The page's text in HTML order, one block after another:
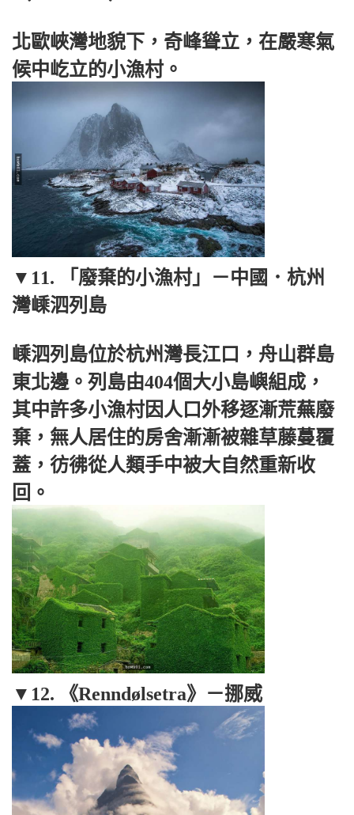
北歐峽灣地貌下，奇峰聳立，在嚴寒氣
候中屹立的小漁村。
▼11. 「廢棄的小漁村」－中國．杭州
灣嵊泗列島
嵊泗列島位於杭州灣長江口，舟山群島
東北邊。列島由404個大小島嶼組成，
其中許多小漁村因人口外移逐漸荒蕪廢
棄，無人居住的房舍漸漸被雜草藤蔓覆
蓋，彷彿從人類手中被大自然重新收
回。
▼12. 《Renndølsetra》－挪威